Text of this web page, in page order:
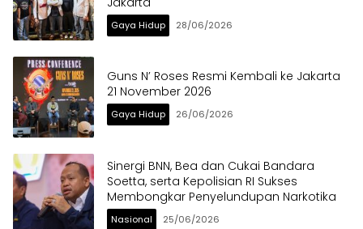
Gaya Hidup 28/06/2026
Guns N’ Roses Resmi Kembali ke Jakarta
21 November 2026
Gaya Hidup 26/06/2026
Sinergi BNN, Bea dan Cukai Bandara
Soetta, serta Kepolisian RI Sukses
Membongkar Penyelundupan Narkotika
Nasional 25/06/2026